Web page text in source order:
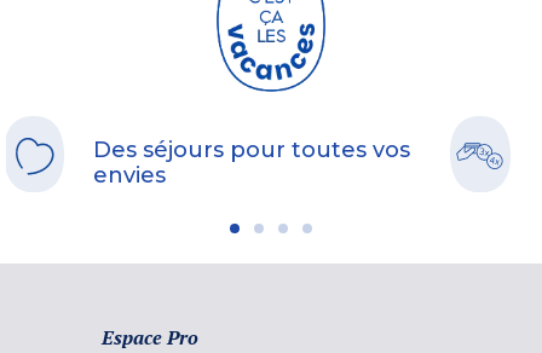
Des séjours pour toutes vos
envies
Espace Pro